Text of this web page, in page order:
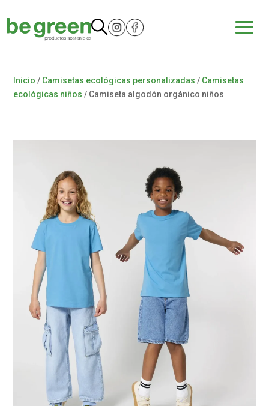
Inicio / Camisetas ecológicas personalizadas / Camisetas
ecológicas niños / Camiseta algodón orgánico niños